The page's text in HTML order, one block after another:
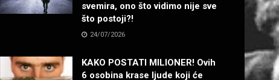
svemira, ono što vidimo nije sve
što postoji?!
24/07/2026
KAKO POSTATI MILIONER! Ovih
6 osobina krase ljude koji će